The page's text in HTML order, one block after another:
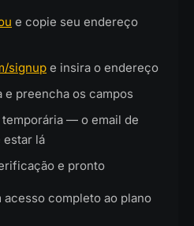
e copie seu endereço
signup e insira o endereço
e preencha os campos
temporária — o email de
lá
e pronto
acesso completo ao plano